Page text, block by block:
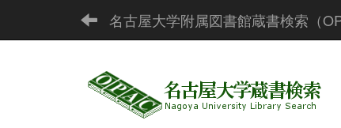
名古屋大学附属図書館蔵書検索（